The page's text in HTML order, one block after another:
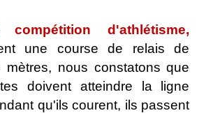
d'athlétisme,
une course de relais de
mètres, nous constatons que
doivent atteindre la ligne
qu'ils courent, ils passent